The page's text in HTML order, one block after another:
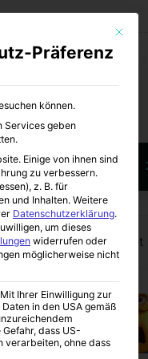
Beliebt
Mit
Präferenz
können.
Services geben
Einige von ihnen sind
zu verbessern.
z. B. für
und Inhalten. Weitere
Datenschutzerklärung.
um dieses
widerrufen oder
möglicherweise nicht
Ihrer Einwilligung zur
in den USA gemäß
dass US-
verarbeiten, ohne dass